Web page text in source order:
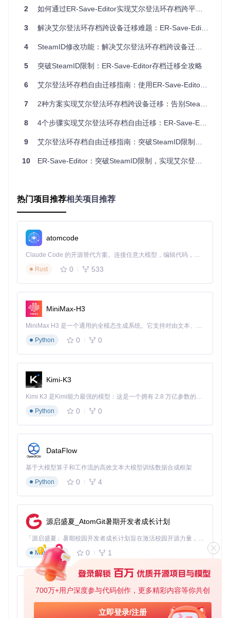
700万+用户深度参与代码创作，更多精彩内容等你共创
立即登录/注册
支持PC与PlayStatio
n存档
多平台玩家数据共
享
界面
参数
具修改
与同类工具对比
-Editor
支持、持续更新
令行操作
者、开发
者
商业存档
编辑器
图形界面友好、一
键操作
付费软
限制
手动十六
高风险、
高级技术
安全操作体系：构建风险可控的修改流程
环境准备与安全基线
必备环境配置
操作系统：Windows 10/11（64位）或Linux（通过Wine兼
容层）
三级风险防控措施
级
具体威胁
⚠️ 高风
⚠️ 中风
校验和错误
1. 启用工具自动修复功能
2. 修改后立即验证文件完整
⚠️ 低风
险
游戏版本不兼
1. 确认工具版本与游戏版本
匹配
"问题-方案-验证"三段式操作框架
问题诊断：识别存档绑定问题
症状确认
游戏启动时提示"存档损坏"或"无法加载"
存档文件存在但在选择界面不显示
加载后角色数据异常或丢失
诊断命令
# 克隆项目仓库
ER-Save-Editor
2 如何通过ER-Save-Editor实现艾尔登法环存档跨平台迁移？
3 解决艾尔登法环存档跨设备迁移难题：ER-Save-Editor的SteamID修改功能全指南
4 SteamID修改功能：解决艾尔登法环存档跨设备迁移难题的安全方案
5 突破SteamID限制：ER-Save-Editor存档迁移全攻略
6 艾尔登法环存档自由迁移指南：使用ER-Save-Editor轻松跨设备同步游戏进度
7 2种方案实现艾尔登法环存档跨设备迁移：告别SteamID绑定限制
8 4个步骤实现艾尔登法环存档自由迁移：ER-Save-Editor全攻略
9 艾尔登法环存档自由迁移指南：突破SteamID限制的完整方案
10 ER-Save-Editor：突破SteamID限制，实现艾尔登法环存档无缝迁移
热门项目推荐相关项目推荐
atomcode
Claude Code 的开源替代方案。连接任意大模型，编辑代码，运行命令，自动验证 — 全自动执行。用 Rust 构建，极致性能。 ｜ An open-source alternative to Claude Code. Connect any LLM, edit code, run commands, and verify changes — autonomously. Built in Rust for speed. Get Started
Rust
0 533
MiniMax-H3
MiniMax H3 是一个通用的全模态生成系统。它支持对由文本、图像、视频和音频组成的多模态上下文进行统一理解，并能生成分辨率高达 2K、时长可达 15 秒的带原生立体声音频的视频。得益于面向任务泛化的系统设计，H3 在预训练阶段就已具备广泛的多模态上下文理解与生成能力，能够出色地执行复杂的多模态指令。
Python
0 0
Kimi-K3
Kimi K3 是Kimi能力最强的模型：这是一个拥有 2.8 万亿参数的混合专家（MoE）模型，具备原生视觉理解能力，并支持 100 万 token 的上下文窗口。
Python
0 0
DataFlow
基于大模型算子和工作流的高效文本大模型训练数据合成框架
Python
0 4
源启盛夏_AtomGit暑期开发者成长计划
「源启盛夏」暑期校园开发者成长计划旨在激活校园开源力量，通过积分激励、认证扶持、资源倾斜等形式，引导高校组织和开发者完成「入驻 — 建项目 — 做贡献 — 获认证 — 得资源」的完整闭环。无论你是想带领社团入驻平台的组织者，还是希望用代码贡献证明自己的开发者，都能在这里找到属于你的成长路径。
Markdown
0 1
py-xiaozhi
基于Python的Xiaozhi AI，适用于想要完整Xiaozhi体验而无需拥有专用硬件的用户。